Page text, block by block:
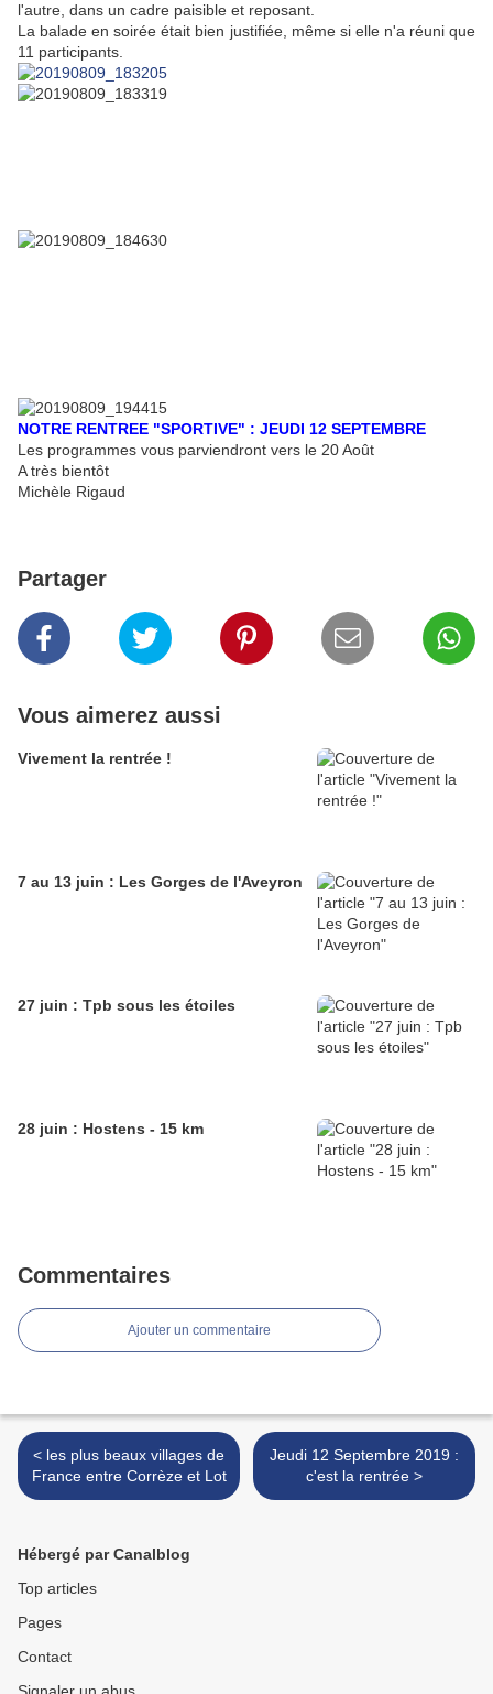
l'autre, dans un cadre paisible et reposant.
La balade en soirée était bien justifiée, même si elle n'a réuni que
11 participants.
NOTRE RENTREE "SPORTIVE" : JEUDI 12 SEPTEMBRE
Les programmes vous parviendront vers le 20 Août
A très bientôt
Michèle Rigaud
Partager
Vous aimerez aussi
Vivement la rentrée !
7 au 13 juin : Les Gorges de l'Aveyron
27 juin : Tpb sous les étoiles
28 juin : Hostens - 15 km
Commentaires
Ajouter un commentaire
< les plus beaux villages de
France entre Corrèze et Lot
Jeudi 12 Septembre 2019 :
c'est la rentrée >
Hébergé par Canalblog
Top articles
Pages
Contact